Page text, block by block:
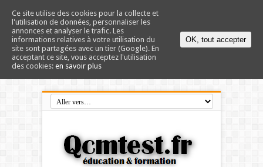
Ce site utilise des cookies pour la collecte et
l'utilisation de données, personnaliser les
annonces et analyser le trafic. Les
informations relatives à votre utilisation du
site sont partagées avec un tier (Google). En
acceptant ce site, vous acceptez l'utilisation
des cookies: en savoir plus
OK, tout accepter